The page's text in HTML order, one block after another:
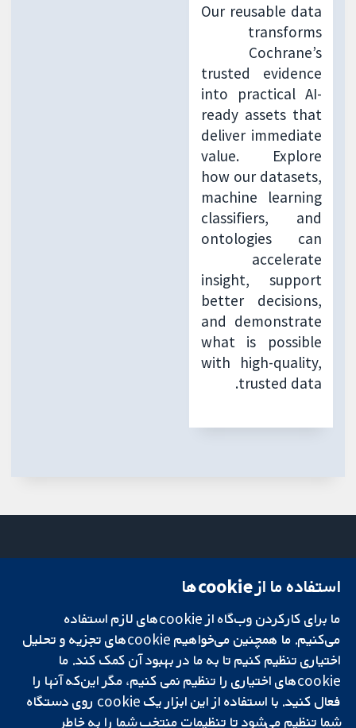
Our reusable data
transforms
Cochrane’s
trusted evidence
into practical AI-
ready assets that
deliver immediate
value. Explore
how our datasets,
machine learning
classifiers, and
ontologies can
accelerate
insight, support
better decisions,
and demonstrate
what is possible
with high-quality,
trusted data.
تحقیقات قابل
اعتماد.
تصمیم‌گیری آگاهانه.
سلامت بهتر.
میدان کاوندیش
لندن
W1G 0AN
بریتانیا
دفتر رسانه‌ای
درباره ما
فرصت‌های
شغلی
Cochrane
Library
استفاده ما از cookie‌ها
ما برای کارکردن وب‌گاه از cookie‌های لازم استفاده
می‌کنیم. ما همچنین می‌خواهیم cookie‌های تجزیه و تحلیل
اختیاری تنظیم کنیم تا به ما در بهبود آن کمک کند. ما
cookie‌های اختیاری را تنظیم نمی کنیم، مگر این‌که آنها را
فعال کنید. با استفاده از این ابزار یک cookie‌ روی دستگاه
شما تنظیم می‌شود تا تنظیمات منتخب شما را به خاطر